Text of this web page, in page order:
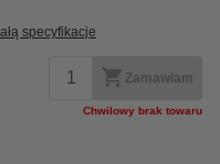
specyfikacje
Zamawiam
Chwilowy brak towaru